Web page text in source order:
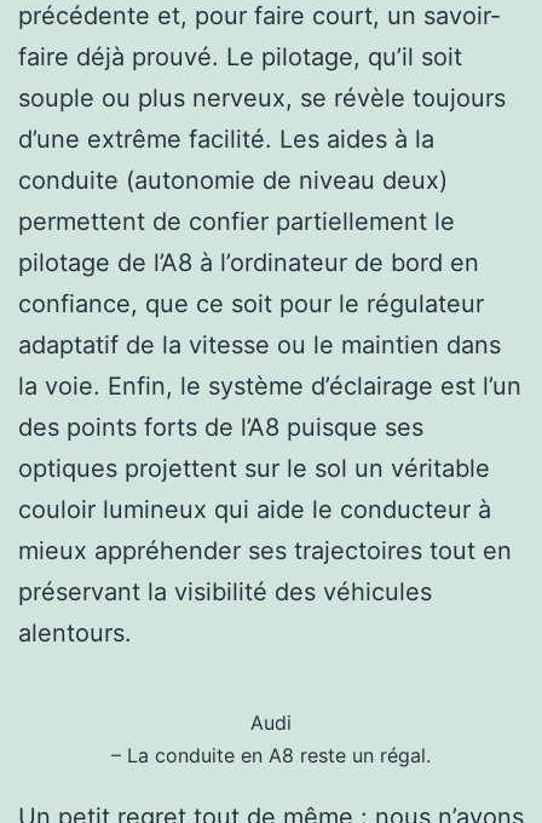
précédente et, pour faire court, un savoir-
faire déjà prouvé. Le pilotage, qu’il soit
souple ou plus nerveux, se révèle toujours
d’une extrême facilité. Les aides à la
conduite (autonomie de niveau deux)
permettent de confier partiellement le
pilotage de l’A8 à l’ordinateur de bord en
confiance, que ce soit pour le régulateur
adaptatif de la vitesse ou le maintien dans
la voie. Enfin, le système d’éclairage est l’un
des points forts de l’A8 puisque ses
optiques projettent sur le sol un véritable
couloir lumineux qui aide le conducteur à
mieux appréhender ses trajectoires tout en
préservant la visibilité des véhicules
alentours.
Audi
– La conduite en A8 reste un régal.
Un petit regret tout de même : nous n’avons